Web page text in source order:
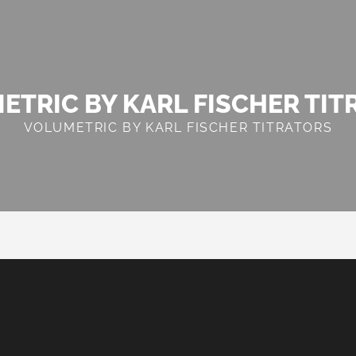
BY KARL FISCHER
VOLUMETRIC BY KARL FISCHER TITRATORS